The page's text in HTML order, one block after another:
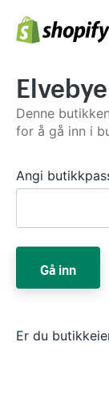
Denne
for å gå inn i
Angi
Gå inn
Er du